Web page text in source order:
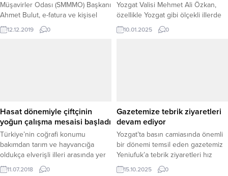
Müşavirler Odası (SMMMO) Başkanı
Ahmet Bulut, e-fatura ve kişisel
verilerin korunmasına ilişkin yeni
düzenlemeler ile ilgili mükelleflerin
12.12.2019 0
Yozgat Valisi Mehmet Ali Özkan,
özellikle Yozgat gibi ölçekli illerde
görev yapan gazetecilerin zor ve
meşakkatli bir görevi yerine
Program’a; Valilik İl Basın ve...
10.01.2025 0
Hasat dönemiyle çiftçinin
yoğun çalışma mesaisi başladı
Türkiye’nin coğrafi konumu
bakımdan tarım ve hayvancığa
oldukça elverişli illeri arasında yer
alan Yozgat’ta hububat hasat
11.07.2018 0
Gazetemize tebrik ziyaretleri
devam ediyor
Yozgat’ta basın camiasında önemli
bir dönemi temsil eden gazetemiz
Yeniufuk’a tebrik ziyaretleri hız
kesmeden devam ediyor.
15.10.2025 0